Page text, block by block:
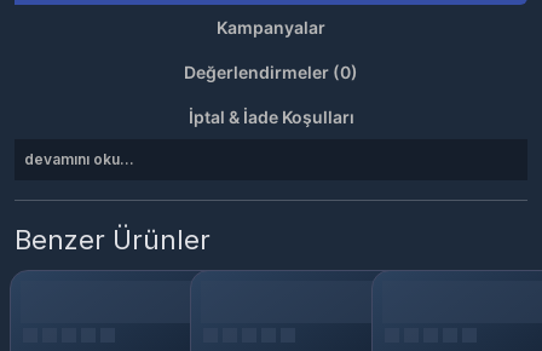
Kampanyalar
Değerlendirmeler (0)
İptal & İade Koşulları
devamını oku...
Benzer Ürünler